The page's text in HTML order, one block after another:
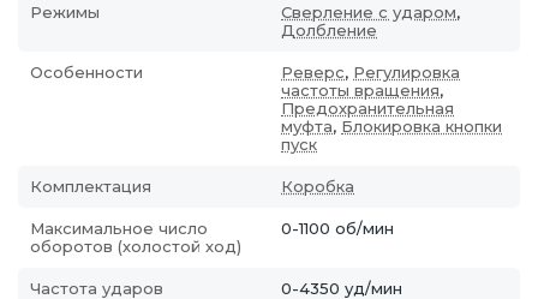
Режимы Сверление с ударом,
Долбление
Особенности Реверс, Регулировка
частоты вращения,
Предохранительная
муфта, Блокировка кнопки
пуск
Комплектация Коробка
Максимальное число
оборотов (холостой ход)
0-1100 об/мин
Частота ударов 0-4350 уд/мин